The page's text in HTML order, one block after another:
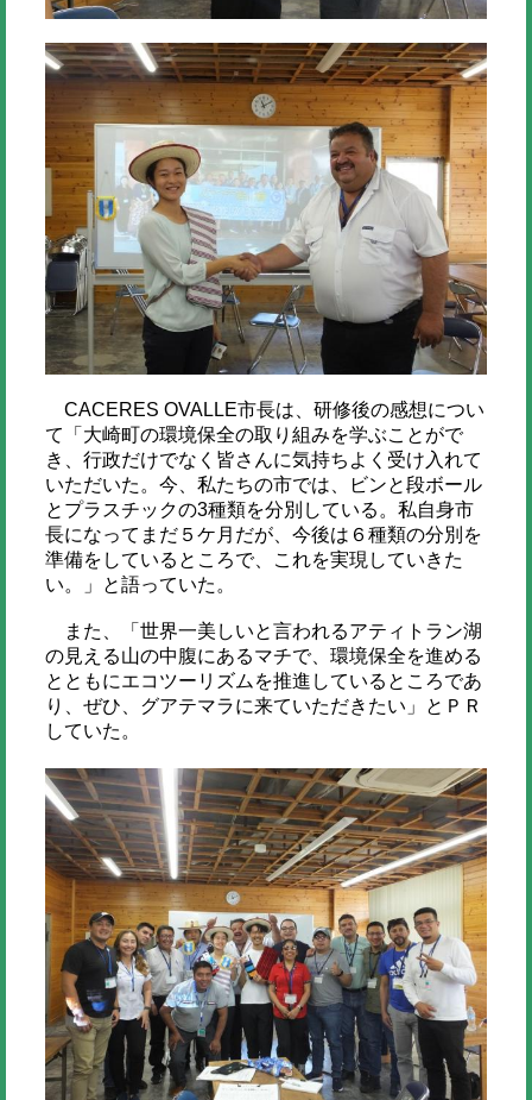
CACERES OVALLE市長は、研修後の感想につい
て「大崎町の環境保全の取り組みを学ぶことがで
き、行政だけでなく皆さんに気持ちよく受け入れて
いただいた。今、私たちの市では、ビンと段ボール
とプラスチックの3種類を分別している。私自身市
長になってまだ５ケ月だが、今後は６種類の分別を
準備をしているところで、これを実現していきた
い。」と語っていた。
また、「世界一美しいと言われるアティトラン湖
の見える山の中腹にあるマチで、環境保全を進める
とともにエコツーリズムを推進しているところであ
り、ぜひ、グアテマラに来ていただきたい」とＰＲ
していた。